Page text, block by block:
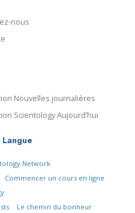
nous
Nouvelles journalières
Scientology Aujourd’hui
Langue
Network
Commencer un cours en ligne
Le chemin du bonheur